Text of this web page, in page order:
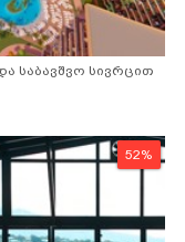
საბავშვო სივრცით
52%